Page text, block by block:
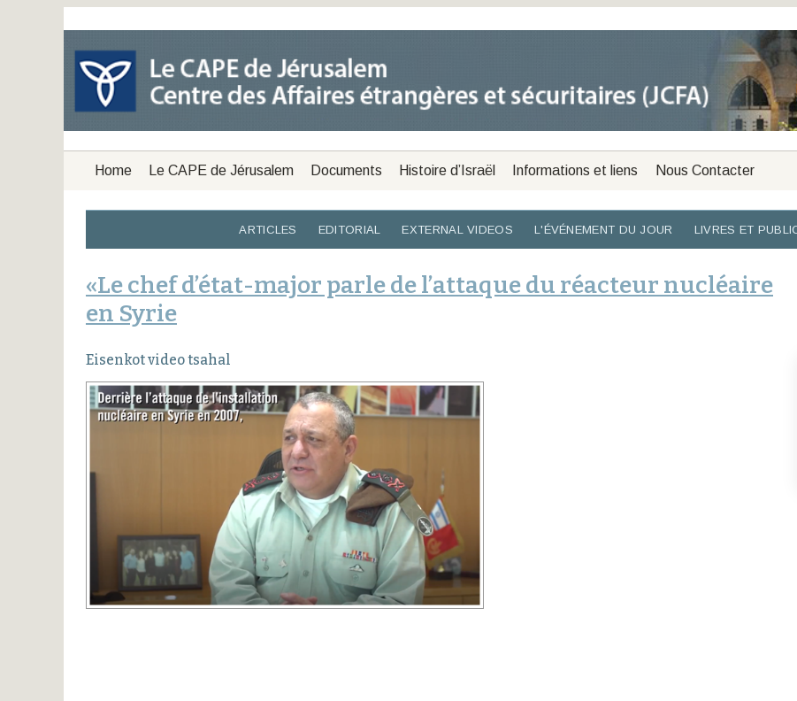
Home Le CAPE de Jérusalem Documents Histoire d’Israël Informations et liens Nous Contacter
ARTICLES EDITORIAL EXTERNAL VIDEOS L'ÉVÉNEMENT DU JOUR LIVRES ET
«Le chef d’état-major parle de l’attaque du réacteur nucléaire
en Syrie
Eisenkot video tsahal